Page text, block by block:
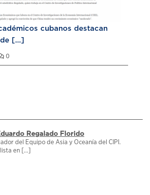
cubanos destacan
[...]
0
Regalado Florido
del Equipo de Asia y Oceanía del CIPI.
en [...]